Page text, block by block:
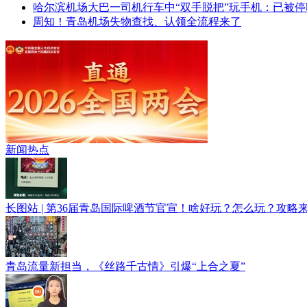
哈尔滨机场大巴一司机行车中“双手脱把”玩手机：已被
周知！青岛机场失物查找、认领全流程来了
直通2026全国两会
新闻热点
长图站 | 第36届青岛国际啤酒节官宣！啥好玩？怎么玩？攻略
青岛流量新担当，《丝路千古情》引爆“上合之夏”